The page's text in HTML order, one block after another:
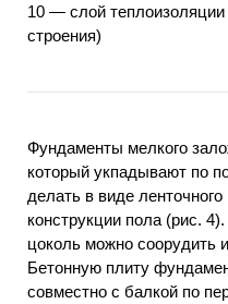
10 — слой теплоизоляции
строения)
Фундаменты мелкого
который укпадывают по
делать в виде
конструкции пола (рис.
цоколь можно соорудить
Бетонную плиту
совместно с балкой по